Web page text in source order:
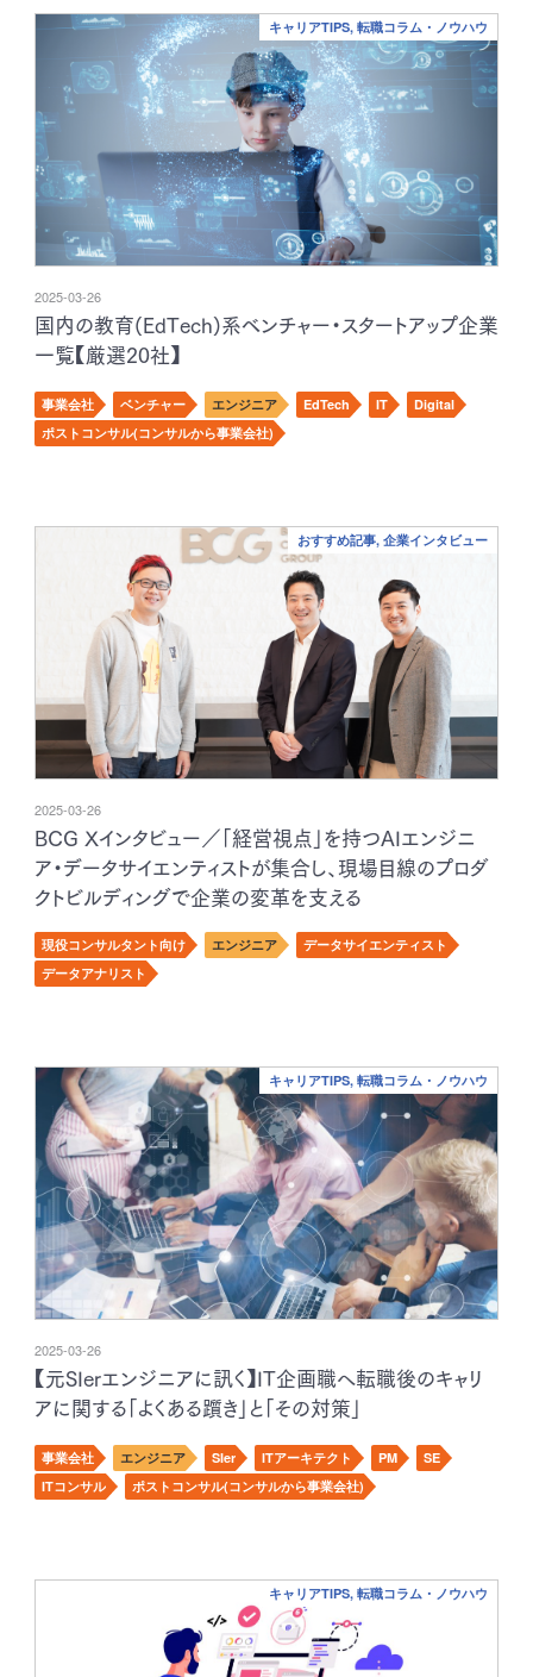
キャリアTIPS, 転職コラム・ノウハウ
2025-03-26
国内の教育(EdTech)系ベンチャー・スタートアップ企業
一覧【厳選20社】
事業会社 ベンチャー エンジニア EdTech IT
Digital
ポストコンサル(コンサルから事業会社)
おすすめ記事, 企業インタビュー
2025-03-26
BCG Xインタビュー／「経営視点」を持つAIエンジニ
ア・データサイエンティストが集合し、現場目線のプロダ
クトビルディングで企業の変革を支える
現役コンサルタント向け エンジニア
データサイエンティスト
データアナリスト
キャリアTIPS, 転職コラム・ノウハウ
2025-03-26
【元SIerエンジニアに訊く】IT企画職へ転職後のキャリ
アに関する「よくある躓き」と「その対策」
事業会社 エンジニア SIer ITアーキテクト PM
SE
ITコンサル
ポストコンサル(コンサルから事業会社)
キャリアTIPS, 転職コラム・ノウハウ